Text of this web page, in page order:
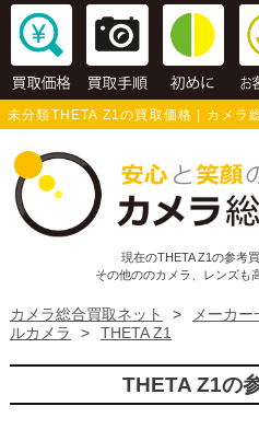
未分類THETA Z1の買取価格 | カメラ
現在のTHETA Z1の参考
その他ののカメラ、レンズも
カメラ総合買取ネット > メーカー
ルカメラ
> THETA Z1
THETA Z1の